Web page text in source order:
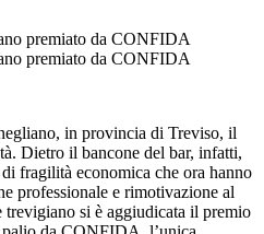
premiato da CONFIDA
premiato da CONFIDA
in provincia di Treviso, il
Dietro il bancone del bar, infatti,
fragilità economica che ora hanno
professionale e rimotivazione al
si è aggiudicata il premio